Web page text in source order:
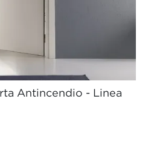
Antincendio - Linea